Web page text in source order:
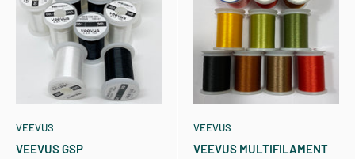
VEEVUS
VEEVUS GSP
VEEVUS
VEEVUS MULTIFILAMENT